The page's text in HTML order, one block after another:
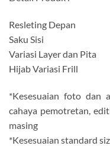
Resleting Depan
Saku Sisi
Variasi Layer dan Pita
Hijab Variasi Frill
*Kesesuaian foto dan
cahaya pemotretan,
masing
*Kesesuaian standard